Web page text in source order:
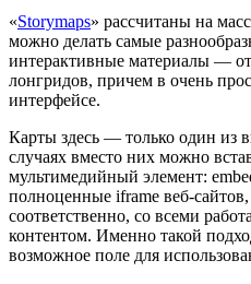
«Storymaps» рассчитаны на
можно делать самые
интерактивные материалы —
лонгридов, причем в очень
интерфейсе.
Карты здесь — только один из
случаях вместо них можно
мультимедийный элемент:
полноценные iframe веб-сайтов,
соответственно, со всеми
контентом. Именно такой
возможное поле для